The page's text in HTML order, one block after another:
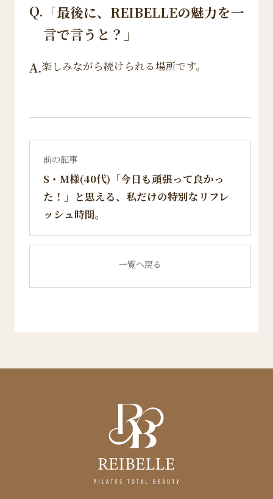
Q. 「最後に、REIBELLEの魅力を一
言で言うと？」
A.楽しみながら続けられる場所です。
前の記事
S・M様(40代)「今日も頑張って良かっ
た！」と思える、私だけの特別なリフレ
ッシュ時間。
一覧へ戻る